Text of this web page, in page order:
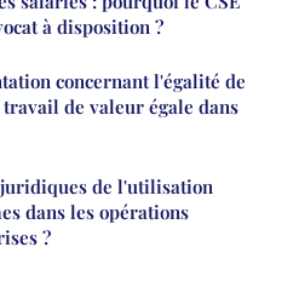
à disposition ?
concernant l'égalité de
de valeur égale dans
juridiques de l'utilisation
dans les opérations
?